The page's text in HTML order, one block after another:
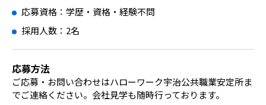
応募資格：学歴・資格・経験不問
採用人数：2名
応募方法
ご応募・お問い合わせはハローワーク宇治公共職業安定所ま
でご連絡ください。会社見学も随時行っております。